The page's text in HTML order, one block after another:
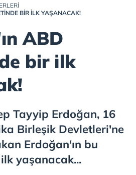
BIR ILK YAŞANACAK!
ABD
bir ilk
Tayyip Erdoğan, 16
Birleşik Devletleri'ne
Erdoğan'ın bu
yaşanacak...